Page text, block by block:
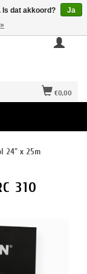
€0,00
24" x 25m
310
Is dat akkoord?
Ja